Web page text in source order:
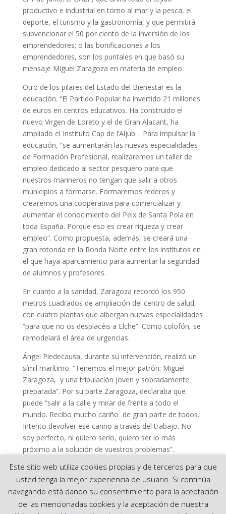
productivo e industrial en torno al mar y la pesca, el
deporte, el turismo y la gastronomía, y que permitirá
subvencionar el 50 por ciento de la inversión de los
emprendedores; o las bonificaciones a los
emprendedores, son los puntales en que basó su
mensaje Miguel Zaragoza en materia de empleo.
Otro de los pilares del Estado del Bienestar es la
educación. “El Partido Popular ha invertido 21 millones
de euros en centros educativos. Ha construido el
nuevo Virgen de Loreto y el de Gran Alacant, ha
ampliado el Instituto Cap de l’Aljub… Para impulsar la
educación, “se aumentarán las nuevas especialidades
de Formación Profesional, realizaremos un taller de
empleo dedicado al sector pesquero para que
nuestros marineros no tengan que salir a otros
municipios a formarse. Formaremos rederos y
crearemos una cooperativa para comercializar y
aumentar el conocimiento del Peix de Santa Pola en
toda España. Porque eso es crear riqueza y crear
empleo”. Como propuesta, además, se creará una
gran rotonda en la Ronda Norte entre los institutos en
el que haya aparcamiento para aumentar la seguridad
de alumnos y profesores.
En cuanto a la sanidad, Zaragoza recordó los 950
metros cuadrados de ampliación del centro de salud,
con cuatro plantas que albergan nuevas especialidades
“para que no os desplacéis a Elche”. Como colofón, se
remodelará el área de urgencias.
Ángel Piedecausa, durante su intervención, realizó un
símil marítimo. “Tenemos el mejor patrón: Miguel
Zaragoza, y una tripulación joven y sobradamente
preparada”. Por su parte Zaragoza, declaraba que
puede “salir a la calle y mirar de frente a todo el
mundo. Recibo mucho cariño de gran parte de todos.
Intento devolver ese cariño a través del trabajo. No
soy perfecto, ni quiero serlo, quiero ser lo más
próximo a la solución de vuestros problemas”.
[Best_Wordpress_Gallery id=»45″ gal_title=»Mitin en El
Calvario»]
Este sitio web utiliza cookies propias y de terceros para que
usted tenga la mejor experiencia de usuario. Si continúa
navegando está dando su consentimiento para la aceptación
de las mencionadas cookies y la aceptación de nuestra